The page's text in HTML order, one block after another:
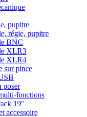
pupitre
régie, pupitre
BNC
XLR3
XLR4
sur pince
poser
fonctions
19''
accessoire